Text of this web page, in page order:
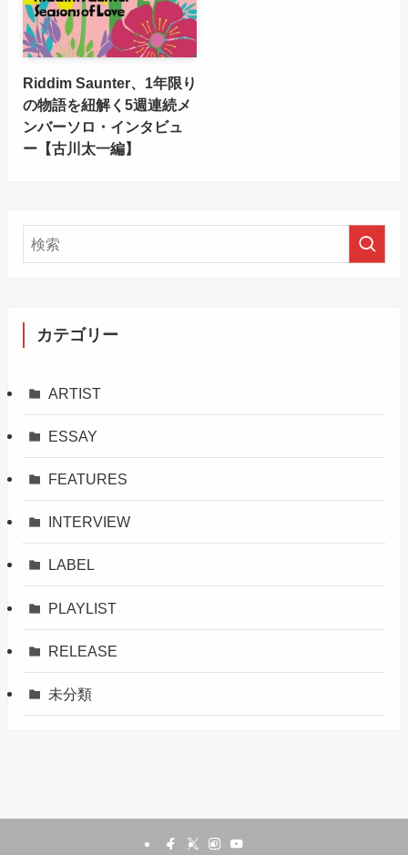
Riddim Saunter、1年限り
の物語を紐解く5週連続メ
ンバーソロ・インタビュ
ー【古川太一編】
カテゴリー
ARTIST
ESSAY
FEATURES
INTERVIEW
LABEL
PLAYLIST
RELEASE
未分類